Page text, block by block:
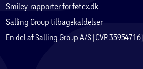
Smiley-rapporter for føtex.dk
Salling Group tilbagekaldelser
En del af Salling Group A/S (CVR 35954716)